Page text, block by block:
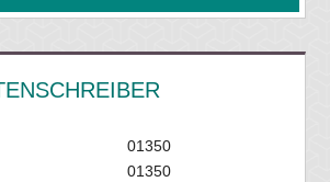
01350
01350